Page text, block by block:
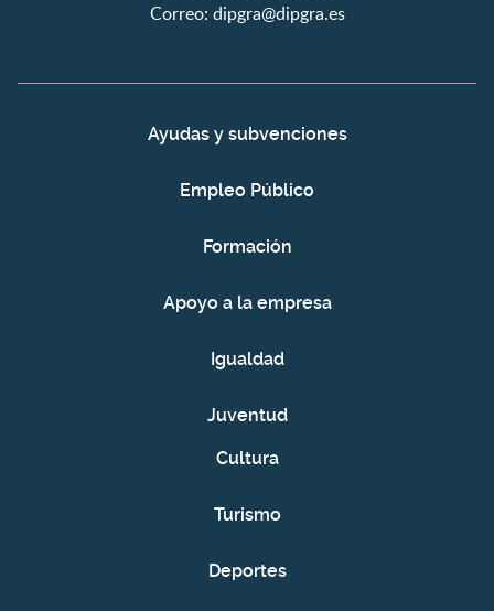
Correo: dipgra@dipgra.es
Ayudas y subvenciones
Empleo Público
Formación
Apoyo a la empresa
Igualdad
Juventud
Cultura
Turismo
Deportes